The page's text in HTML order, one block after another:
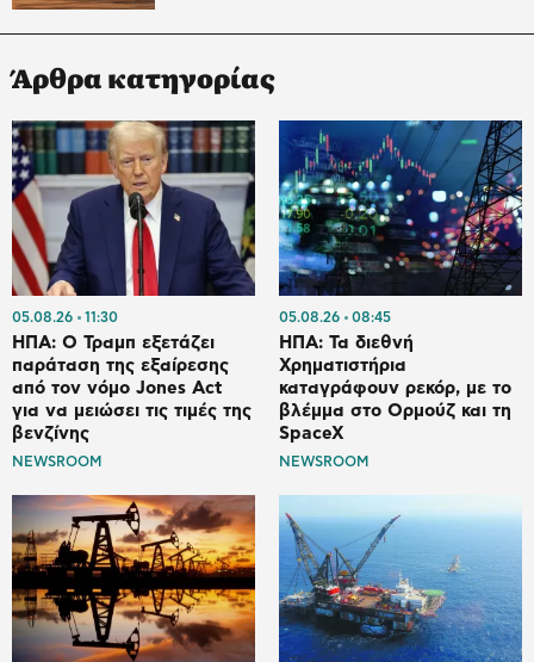
Άρθρα κατηγορίας
05.08.26 11:30
ΗΠΑ: Ο Τραμπ εξετάζει
παράταση της εξαίρεσης
από τον νόμο Jones Act
για να μειώσει τις τιμές της
βενζίνης
NEWSROOM
05.08.26 08:45
ΗΠΑ: Τα διεθνή
Χρηματιστήρια
καταγράφουν ρεκόρ, με το
βλέμμα στο Ορμούζ και τη
SpaceX
NEWSROOM